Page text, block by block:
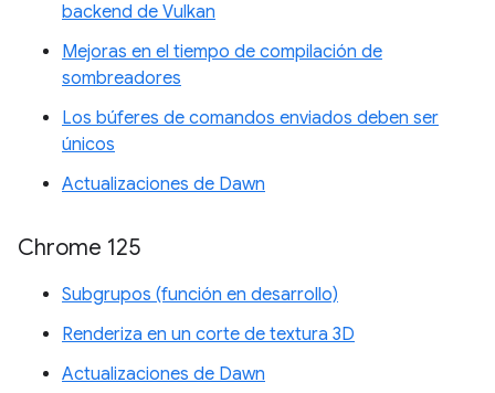
backend de Vulkan
Mejoras en el tiempo de compilación de
sombreadores
Los búferes de comandos enviados deben ser
únicos
Actualizaciones de Dawn
Chrome 125
Subgrupos (función en desarrollo)
Renderiza en un corte de textura 3D
Actualizaciones de Dawn